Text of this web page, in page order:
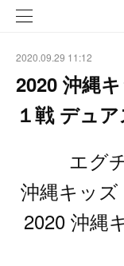
2020.09.29 11:12
2020 沖縄
１戦 デュ
エグ
沖縄キッ
2020 沖縄